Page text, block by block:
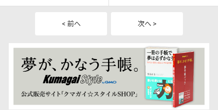
< 前へ 次へ >